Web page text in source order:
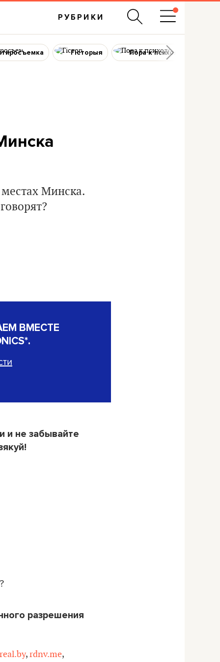
РУБРИКИ
Гісторыя Пора к психологу
местах Минска.
ВМЕСТЕ
.
и не забывайте
разрешения
,rdnv.me,